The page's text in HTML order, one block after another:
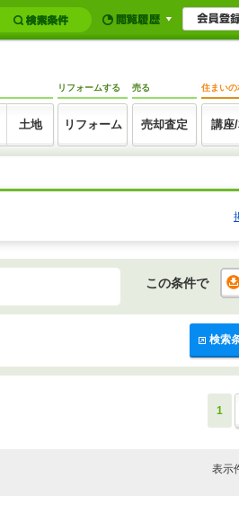
土地
リフォームする
リフォーム
売る
売却査定
住まいの
講座
この条件で
検索
1
表示